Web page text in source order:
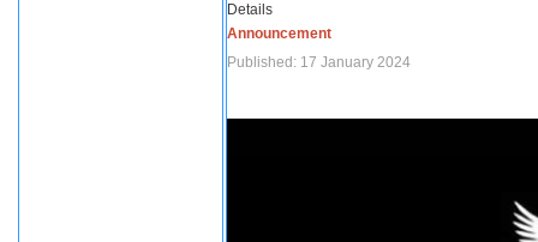
Details
Announcement
Published: 17 January 2024